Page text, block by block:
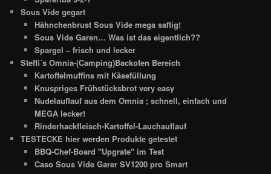
Sous Vide gegart
Hähnchenbrust Sous Vide mega saftig!
Sous Vide Garen… Was ist das eigentlich??
Spargel – frisch und lecker
Steffi´s Omnia-(Camping)Backofen Bereich
Kartoffelmuffins mit Käsefüllung
Knuspriges Frühstücksbrot very easy
Nudelauflauf aus dem Omnia ; schnell, einfach und
MEGA lecker!
Rinderhackfleisch-Kartoffel-Lauchauflauf
TESTECKE hier werden Produkte getestet
BBQ-Chef-Board "Upgrate" im Test
Caso Sous Vide Garer SV1200 pro Smart